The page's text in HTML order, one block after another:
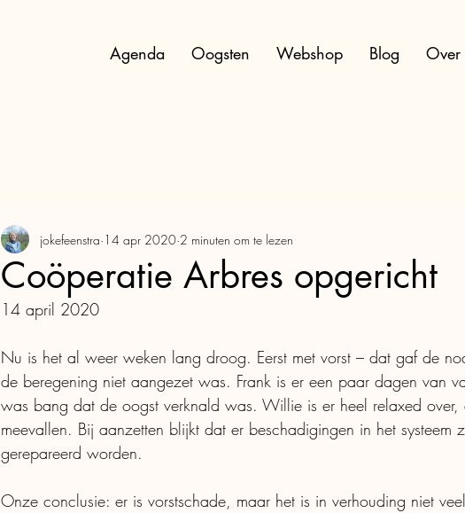
Agenda Oogsten Webshop Blog Over
Coöperatie Arbres opgericht
jokefeenstra 14 apr 2020 2 minuten om te lezen
14 april 2020
Nu is het al weer weken lang droog. Eerst met vorst – dat gaf de
de beregening niet aangezet was. Frank is er een paar dagen van
was bang dat de oogst verknald was. Willie is er heel relaxed
meevallen. Bij aanzetten blijkt dat er beschadigingen in het systeem
gerepareerd worden.
Onze conclusie: er is vorstschade, maar het is in verhouding niet